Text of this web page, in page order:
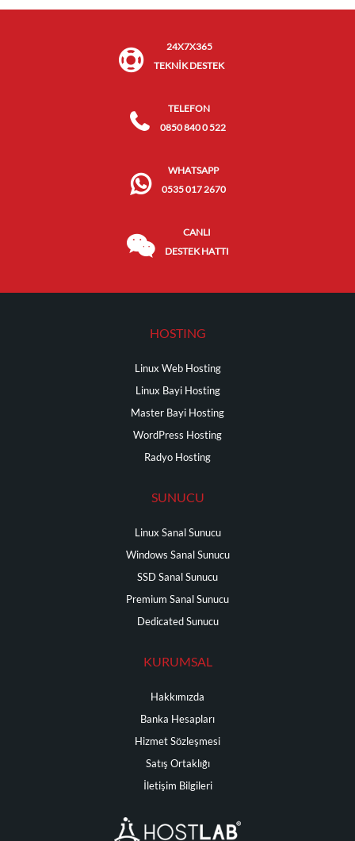
24X7X365
TEKNİK DESTEK
TELEFON
0850 840 0 522
WHATSAPP
0535 017 2670
CANLI
DESTEK HATTI
HOSTING
Linux Web Hosting
Linux Bayi Hosting
Master Bayi Hosting
WordPress Hosting
Radyo Hosting
SUNUCU
Linux Sanal Sunucu
Windows Sanal Sunucu
SSD Sanal Sunucu
Premium Sanal Sunucu
Dedicated Sunucu
KURUMSAL
Hakkımızda
Banka Hesapları
Hizmet Sözleşmesi
Satış Ortaklığı
İletişim Bilgileri